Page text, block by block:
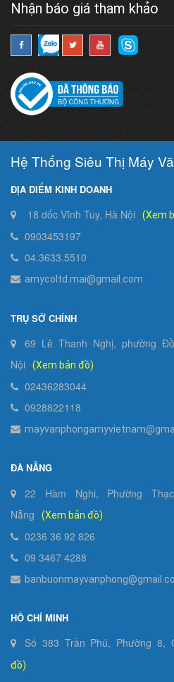
Nhận báo giá tham khảo
Hệ Thống Siêu Thị Máy
ĐỊA ĐIỂM KINH DOANH
18 dốc Vĩnh Tuy, Hà Nội (Xem
0903453197
04.3633.5510
amycoltd.mai@gmail.com
TRỤ SỞ CHÍNH
69 Lê Thanh Nghị, phường
Nội
(Xem bản đồ)
02436283044
0928822118
ĐÀ NẴNG
22 Hàm Nghi, Phường
Nẵng
(Xem bản đồ)
0236 36 92 826
09 3467 4288
HỒ CHÍ MINH
Số 383 Trần Phú, Phường 8,
đồ)